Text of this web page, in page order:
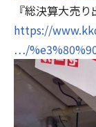
『総決算大売
https://
…/